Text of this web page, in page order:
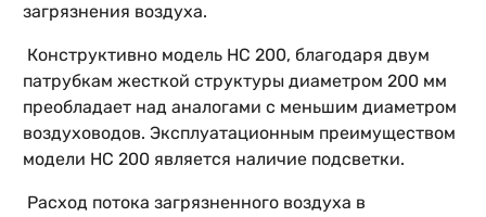
загрязнения воздуха.
Конструктивно модель НС 200, благодаря двум
патрубкам жесткой структуры диаметром 200 мм
преобладает над аналогами с меньшим диаметром
воздуховодов. Эксплуатационным преимуществом
модели НС 200 является наличие подсветки.
Расход потока загрязненного воздуха в